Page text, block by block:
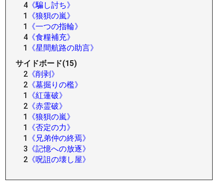
4 《騙し討ち》
1
《狼狽の嵐》
1
《一つの指輪》
4 《食糧補充》
1
《星間航路の助言》
サイドボード(15)
2 《削剥》
2 《墓掘りの檻》
1
《紅蓮破》
2 《赤霊破》
1
《狼狽の嵐》
1
《否定の力》
1
《兄弟仲の終焉》
3 《記憶への放逐》
2 《呪詛の壊し屋》